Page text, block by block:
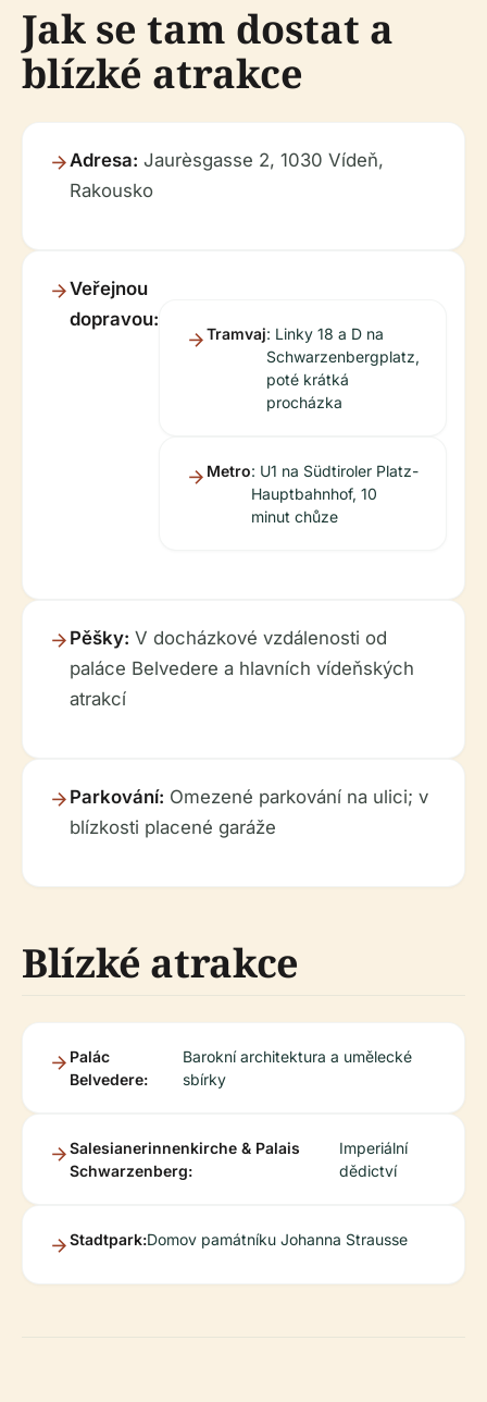
Jak se tam dostat a
blízké atrakce
Adresa: Jaurèsgasse 2, 1030 Vídeň,
Rakousko
Veřejnou
dopravou:
Tramvaj: Linky 18 a D na
Schwarzenbergplatz,
poté krátká
procházka
Metro: U1 na Südtiroler Platz-
Hauptbahnhof, 10
minut chůze
Pěšky: V docházkové vzdálenosti od
paláce Belvedere a hlavních vídeňských
atrakcí
Parkování: Omezené parkování na ulici; v
blízkosti placené garáže
Blízké atrakce
Palác
Belvedere:
Barokní architektura a umělecké
sbírky
Salesianerinnenkirche & Palais
Schwarzenberg:
Imperiální
dědictví
Stadtpark:Domov památníku Johanna Strausse